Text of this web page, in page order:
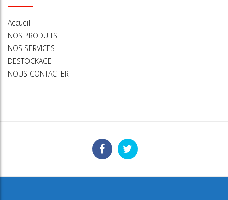
Accueil
NOS PRODUITS
NOS SERVICES
DESTOCKAGE
NOUS CONTACTER